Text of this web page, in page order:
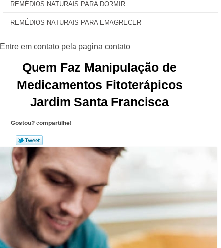
REMÉDIOS NATURAIS PARA DORMIR
REMÉDIOS NATURAIS PARA EMAGRECER
Quem Faz Manipulação de
Medicamentos Fitoterápicos
Jardim Santa Francisca
Gostou? compartilhe!